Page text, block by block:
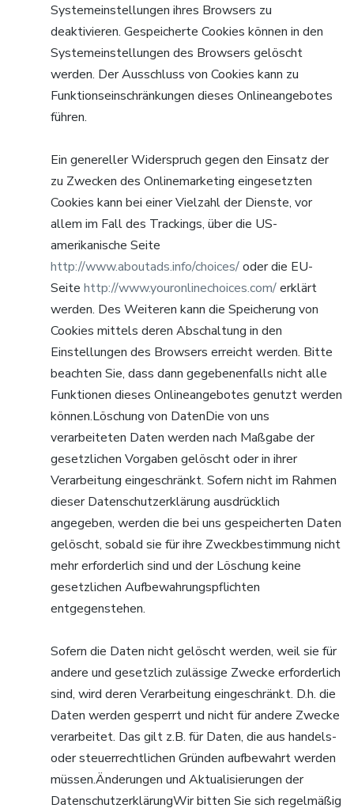
Systemeinstellungen ihres Browsers zu
deaktivieren. Gespeicherte Cookies können in den
Systemeinstellungen des Browsers gelöscht
werden. Der Ausschluss von Cookies kann zu
Funktionseinschränkungen dieses Onlineangebotes
führen.
Ein genereller Widerspruch gegen den Einsatz der
zu Zwecken des Onlinemarketing eingesetzten
Cookies kann bei einer Vielzahl der Dienste, vor
allem im Fall des Trackings, über die US-
amerikanische Seite
http://www.aboutads.info/choices/oder die EU-
Seite http://www.youronlinechoices.com/erklärt
werden. Des Weiteren kann die Speicherung von
Cookies mittels deren Abschaltung in den
Einstellungen des Browsers erreicht werden. Bitte
beachten Sie, dass dann gegebenenfalls nicht alle
Funktionen dieses Onlineangebotes genutzt werden
können.Löschung von DatenDie von uns
verarbeiteten Daten werden nach Maßgabe der
gesetzlichen Vorgaben gelöscht oder in ihrer
Verarbeitung eingeschränkt. Sofern nicht im Rahmen
dieser Datenschutzerklärung ausdrücklich
angegeben, werden die bei uns gespeicherten Daten
gelöscht, sobald sie für ihre Zweckbestimmung nicht
mehr erforderlich sind und der Löschung keine
gesetzlichen Aufbewahrungspflichten
entgegenstehen.
Sofern die Daten nicht gelöscht werden, weil sie für
andere und gesetzlich zulässige Zwecke erforderlich
sind, wird deren Verarbeitung eingeschränkt. D.h. die
Daten werden gesperrt und nicht für andere Zwecke
verarbeitet. Das gilt z.B. für Daten, die aus handels-
oder steuerrechtlichen Gründen aufbewahrt werden
müssen.Änderungen und Aktualisierungen der
DatenschutzerklärungWir bitten Sie sich regelmäßig